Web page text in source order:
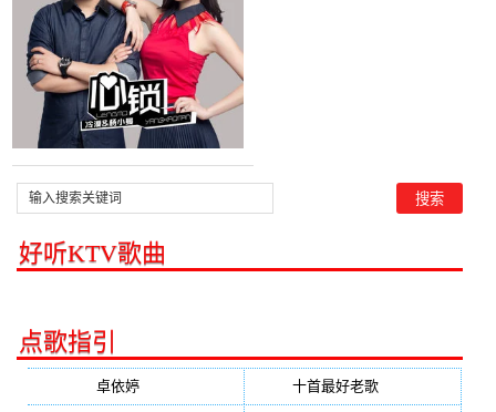
好听KTV歌曲
点歌指引
卓依婷(350) 十首最好老歌(300)